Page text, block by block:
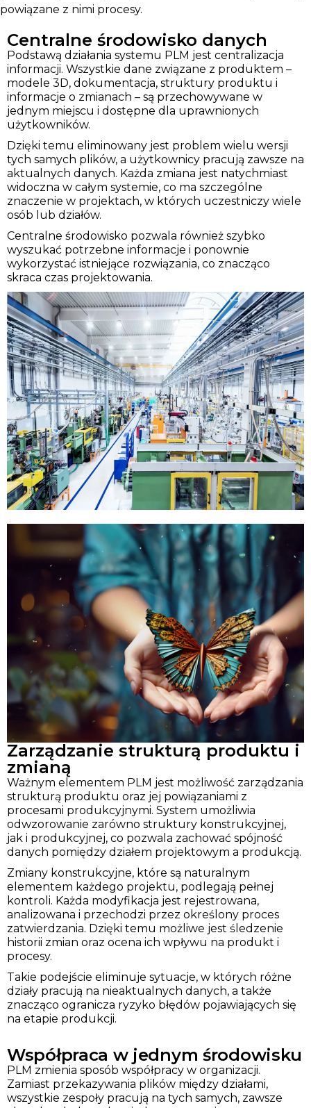
powiązane z nimi procesy.
Centralne środowisko danych
Podstawą działania systemu PLM jest centralizacja
informacji. Wszystkie dane związane z produktem –
modele 3D, dokumentacja, struktury produktu i
informacje o zmianach – są przechowywane w
jednym miejscu i dostępne dla uprawnionych
użytkowników.
Dzięki temu eliminowany jest problem wielu wersji
tych samych plików, a użytkownicy pracują zawsze na
aktualnych danych. Każda zmiana jest natychmiast
widoczna w całym systemie, co ma szczególne
znaczenie w projektach, w których uczestniczy wiele
osób lub działów.
Centralne środowisko pozwala również szybko
wyszukać potrzebne informacje i ponownie
wykorzystać istniejące rozwiązania, co znacząco
skraca czas projektowania.
Zarządzanie strukturą produktu i
zmianą
Ważnym elementem PLM jest możliwość zarządzania
strukturą produktu oraz jej powiązaniami z
procesami produkcyjnymi. System umożliwia
odwzorowanie zarówno struktury konstrukcyjnej,
jak i produkcyjnej, co pozwala zachować spójność
danych pomiędzy działem projektowym a produkcją.
Zmiany konstrukcyjne, które są naturalnym
elementem każdego projektu, podlegają pełnej
kontroli. Każda modyfikacja jest rejestrowana,
analizowana i przechodzi przez określony proces
zatwierdzania. Dzięki temu możliwe jest śledzenie
historii zmian oraz ocena ich wpływu na produkt i
procesy.
Takie podejście eliminuje sytuacje, w których różne
działy pracują na nieaktualnych danych, a także
znacząco ogranicza ryzyko błędów pojawiających się
na etapie produkcji.
Współpraca w jednym środowisku
PLM zmienia sposób współpracy w organizacji.
Zamiast przekazywania plików między działami,
wszystkie zespoły pracują na tych samych, zawsze